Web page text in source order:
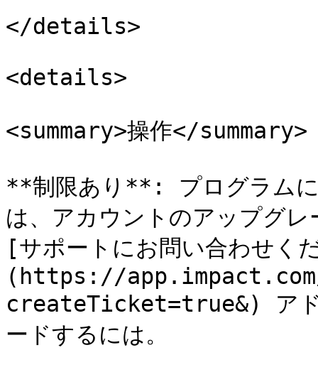
</details>
<details>
<summary>操作</summary>
**制限あり**: プログラムに
は、アカウントのアップグ
[サポートにお問い合わせく
(https://
createTicket=true&) アド
ードするには。